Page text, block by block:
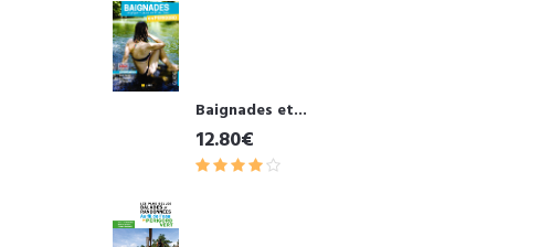
Baignades et...
12.80€